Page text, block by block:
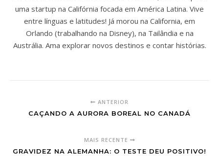
uma startup na Califórnia focada em América Latina. Vive
entre línguas e latitudes! Já morou na California, em
Orlando (trabalhando na Disney), na Tailândia e na
Austrália. Ama explorar novos destinos e contar histórias.
ANTERIOR
CAÇANDO A AURORA BOREAL NO CANADÁ
MAIS RECENTE
GRAVIDEZ NA ALEMANHA: O TESTE DEU POSITIVO!